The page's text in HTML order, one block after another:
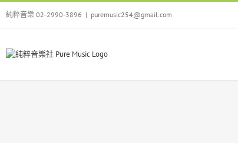
Skip
content
純粹音樂 02-2990-3896 | puremusic254@gmail.com